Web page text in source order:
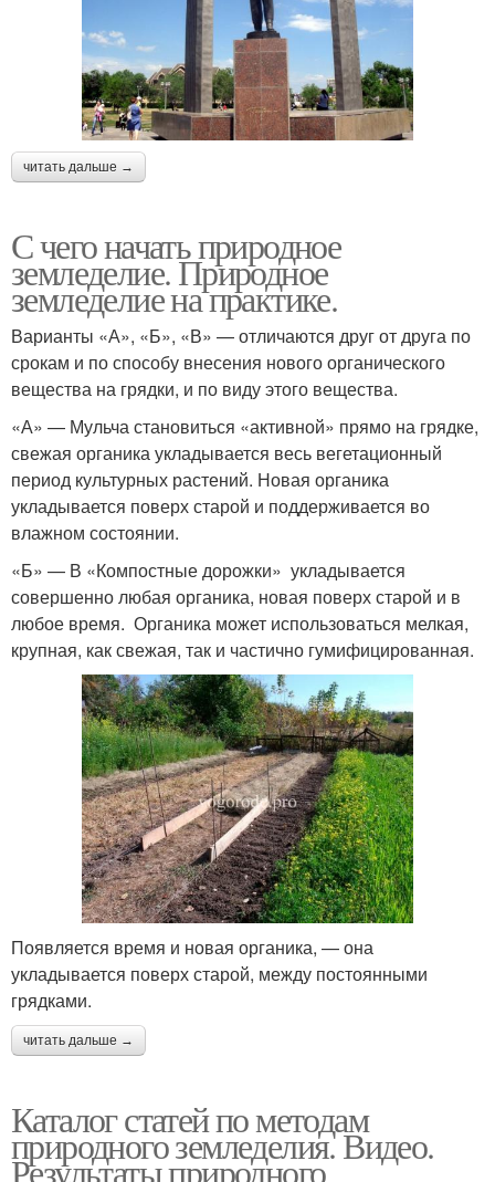
читать дальше →
С чего начать природное
земледелие. Природное
земледелие на практике.
Варианты «А», «Б», «В» — отличаются друг от друга по
срокам и по способу внесения нового органического
вещества на грядки, и по виду этого вещества.
«А» — Мульча становиться «активной» прямо на грядке,
свежая органика укладывается весь вегетационный
период культурных растений. Новая органика
укладывается поверх старой и поддерживается во
влажном состоянии.
«Б» — В «Компостные дорожки» укладывается
совершенно любая органика, новая поверх старой и в
любое время. Органика может использоваться мелкая,
крупная, как свежая, так и частично гумифицированная.
Появляется время и новая органика, — она
укладывается поверх старой, между постоянными
грядками.
читать дальше →
Каталог статей по методам
природного земледелия. Видео.
Результаты природного